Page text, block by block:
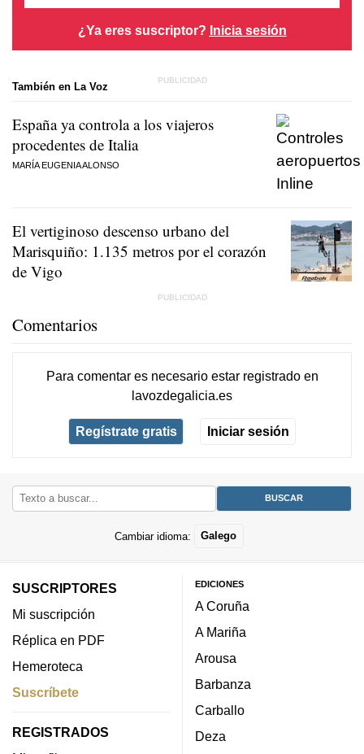
¿Ya eres suscriptor? Inicia sesión
También en La Voz
España ya controla a los viajeros
procedentes de Italia
MARÍA EUGENIA ALONSO
El vertiginoso descenso urbano del
Marisquiño: 1.135 metros por el corazón
de Vigo
Comentarios
Para comentar es necesario estar registradoen
lavozdegalicia.es
Regístrate gratis Iniciar sesión
Cambiar idioma: Galego
SUSCRIPTORES
Mi suscripción
Réplica en PDF
Hemeroteca
Suscríbete
REGISTRADOS
EDICIONES
A Coruña
A Mariña
Arousa
Barbanza
Carballo
Deza